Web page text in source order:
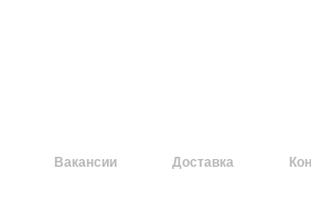
Вакансии Доставка